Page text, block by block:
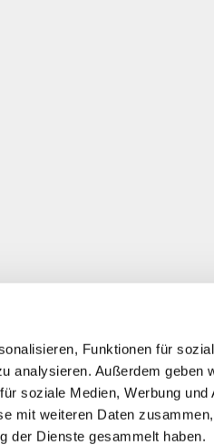
Funktionen für
analysieren. Außerdem geben
soziale Medien, Werbung und
mit weiteren Daten
der Dienste gesammelt haben.